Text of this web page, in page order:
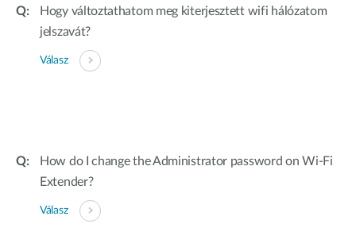
Hogy változtathatom meg kiterjesztett wifi hálózatom
jelszavát?
Válasz
How do I change the Administrator password on Wi-Fi
Extender?
Válasz